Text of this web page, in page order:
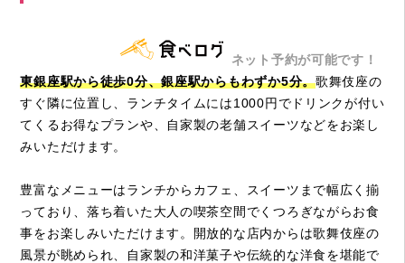
ネット予約が可能です！
東銀座駅から徒歩0分、銀座駅からもわずか5分。歌舞伎座の
すぐ隣に位置し、ランチタイムには1000円でドリンクが付い
てくるお得なプランや、自家製の老舗スイーツなどをお楽し
みいただけます。
豊富なメニューはランチからカフェ、スイーツまで幅広く揃
っており、落ち着いた大人の喫茶空間でくつろぎながらお食
事をお楽しみいただけます。開放的な店内からは歌舞伎座の
風景が眺められ、自家製の和洋菓子や伝統的な洋食を堪能で